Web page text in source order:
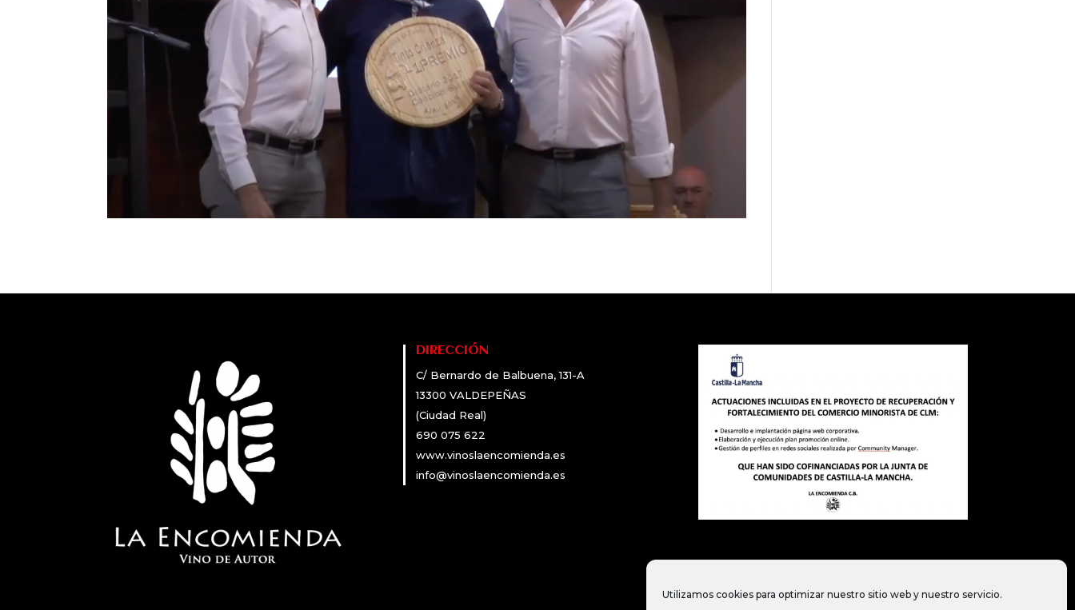
Utilizamos cookies para optimizar nuestro sitio web y nuestro servicio.
DIRECCIÓN
C/ Bernardo de Balbuena, 131-A
13300 VALDEPEÑAS
(Ciudad Real)
690 075 622
www.vinoslaencomienda.es
info@vinoslaencomienda.es